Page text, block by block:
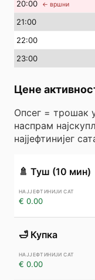
20:00 ← вршни
21:00
22:00
23:00
Цене
Опсег = трошак
наспрам
најјефтинијег
🚿 Туш (10 мин)
€ 0.00
🛁 Купка
€ 0.00